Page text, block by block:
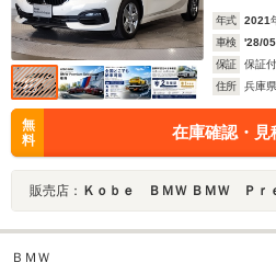
年式 2021
車検
'28/05
保証
保証付
住所
兵庫
無
料
在庫確認・見
販売店： Ｋｏｂｅ ＢＭＷ ＢＭＷ Ｐｒｅｍｉ
ＢＭＷ